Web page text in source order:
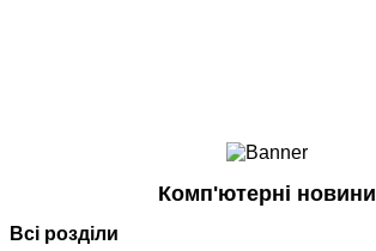
Смартфони
Периферія
Комп'ютерні новини
Всі розділи